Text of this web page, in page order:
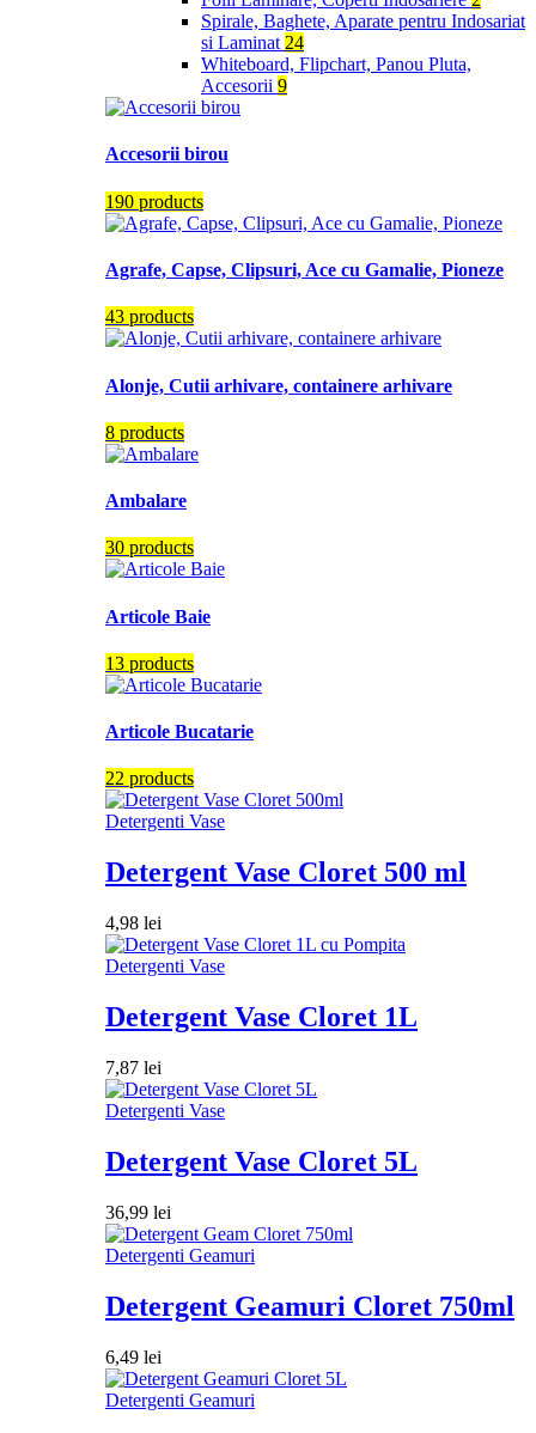
Spirale, Baghete, Aparate pentru Indosariat
si Laminat 24
Whiteboard, Flipchart, Panou Pluta,
Accesorii 9
Accesorii birou
190 products
Agrafe, Capse, Clipsuri, Ace cu Gamalie, Pioneze
43 products
Alonje, Cutii arhivare, containere arhivare
8 products
Ambalare
30 products
Articole Baie
13 products
Articole Bucatarie
22 products
Detergenti Vase
Detergent Vase Cloret 500 ml
4,98 lei
Detergenti Vase
Detergent Vase Cloret 1L
7,87 lei
Detergenti Vase
Detergent Vase Cloret 5L
36,99 lei
Detergenti Geamuri
Detergent Geamuri Cloret 750ml
6,49 lei
Detergenti Geamuri